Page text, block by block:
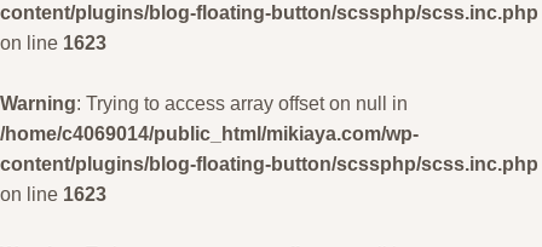
content/plugins/blog-floating-button/scssphp/scss.inc.php
on line 1623
Warning: Trying to access array offset on null in
/home/c4069014/public_html/mikiaya.com/wp-
content/plugins/blog-floating-button/scssphp/scss.inc.php
on line 1623